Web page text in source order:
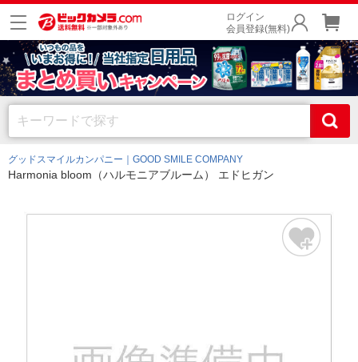
ログイン
会員登録(無料)
グッドスマイルカンパニー｜GOOD SMILE COMPANY
Harmonia bloom（ハルモニアブルーム） エドヒガン